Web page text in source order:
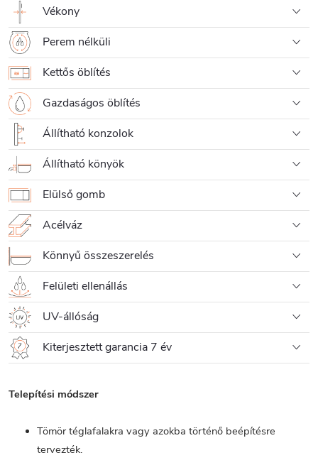
Vékony
Perem nélküli
Kettős öblítés
Gazdaságos öblítés
Állítható konzolok
Állítható könyök
Elülső gomb
Acélváz
Könnyű összeszerelés
Felületi ellenállás
UV-állóság
Kiterjesztett garancia 7 év
Telepítési módszer
Tömör téglafalakra vagy azokba történő beépítésre
tervezték.